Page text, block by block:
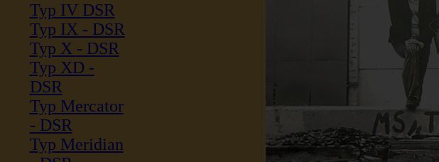
Typ IV DSR
Typ IX - DSR
Typ X - DSR
Typ XD -
DSR
Typ Mercator
- DSR
Typ Meridian